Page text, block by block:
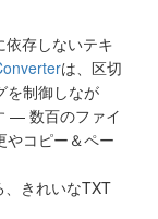
依存しないテキ
は、区切
を制御しなが
— 数百のファイ
やコピー＆ペー
、きれいなTXT